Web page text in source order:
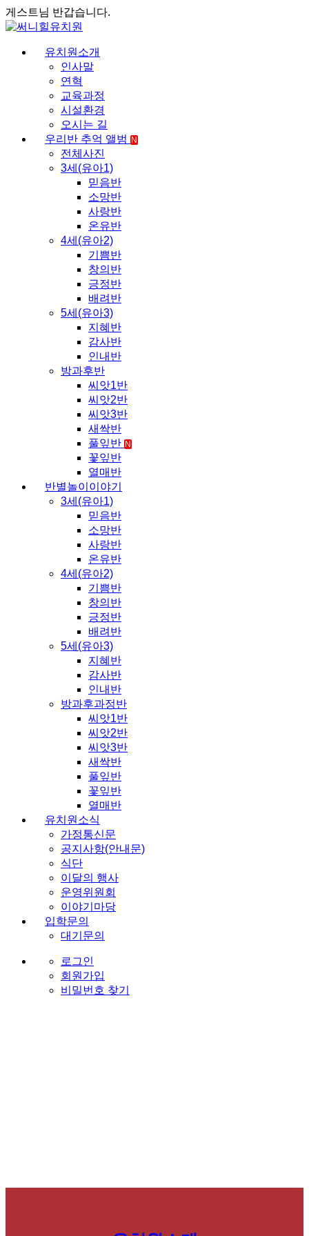
게스트님 반갑습니다.
유치원소개
인사말
연혁
교육과정
시설환경
오시는 길
우리반 추억 앨범
N
전체사진
3세(유아1)
믿음반
소망반
사랑반
온유반
4세(유아2)
기쁨반
창의반
긍정반
배려반
5세(유아3)
지혜반
감사반
인내반
방과후반
씨앗1반
씨앗2반
씨앗3반
새싹반
풀잎반 N
꽃잎반
열매반
반별놀이이야기
3세(유아1)
믿음반
소망반
사랑반
온유반
4세(유아2)
기쁨반
창의반
긍정반
배려반
5세(유아3)
지혜반
감사반
인내반
방과후과정반
씨앗1반
씨앗2반
씨앗3반
새싹반
풀잎반
꽃잎반
열매반
유치원소식
가정통신문
공지사항(안내문)
식단
이달의 행사
운영위원회
이야기마당
입학문의
대기문의
로그인
회원가입
비밀번호 찾기